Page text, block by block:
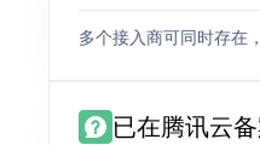
多个接入商可同时存在
已在腾讯云